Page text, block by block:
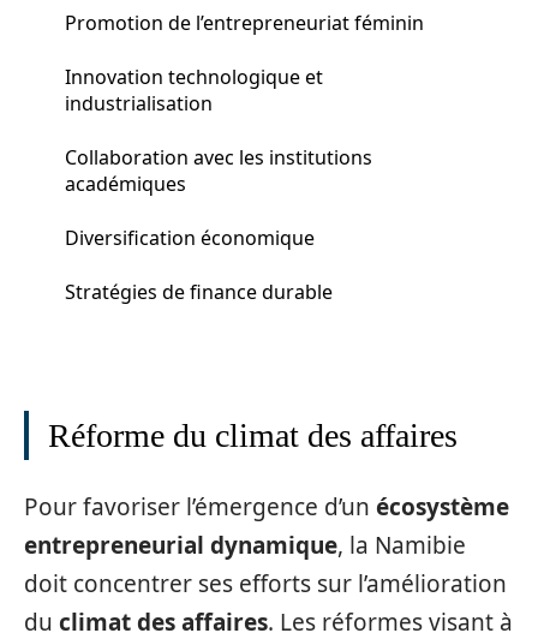
Promotion de l’entrepreneuriat féminin
Innovation technologique et
industrialisation
Collaboration avec les institutions
académiques
Diversification économique
Stratégies de finance durable
Réforme du climat des affaires
Pour favoriser l’émergence d’un écosystème
entrepreneurial dynamique, la Namibie
doit concentrer ses efforts sur l’amélioration
du climat des affaires. Les réformes visant à